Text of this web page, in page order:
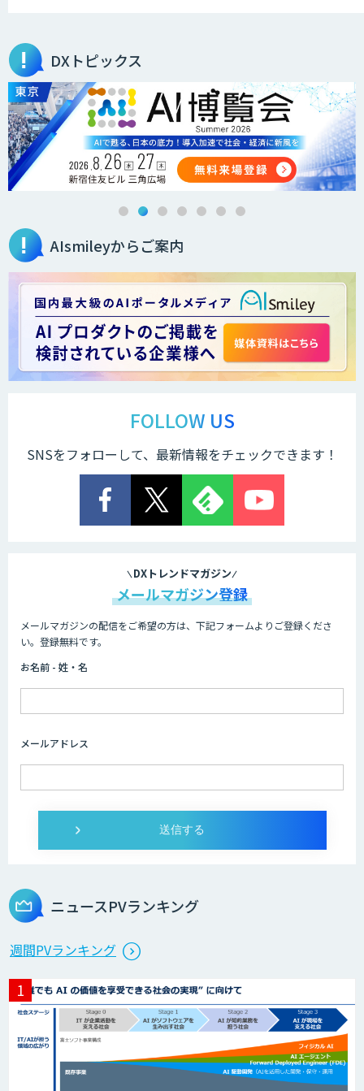
DXトピックス
AIsmileyからご案内
FOLLOW US
SNSをフォローして、最新情報をチェックできます！
DXトレンドマガジン
メールマガジン登録
メールマガジンの配信をご希望の方は、下記フォームよりご登録くださ
い。登録無料です。
お名前 - 姓・名
メールアドレス
ニュースPVランキング
週間PVランキング